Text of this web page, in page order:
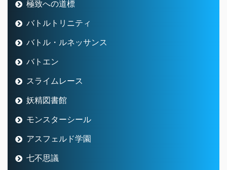
極致への道標
バトルトリニティ
バトル・ルネッサンス
バトエン
スライムレース
妖精図書館
モンスターシール
アスフェルド学園
七不思議